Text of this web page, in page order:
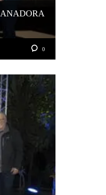
0